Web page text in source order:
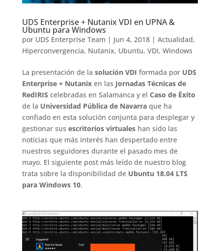
UDS Enterprise + Nutanix VDI en UPNA &
Ubuntu para Windows
por UDS Enterprise Team | Jun 4, 2018| Actualidad,
Hiperconvergencia, Nutanix, Ubuntu, VDI, Windows
La presentación de la solución VDI formada por UDS
Enterprise + Nutanixen las Jornadas Técnicas de
RedIRIS celebradas en Salamanca y el Caso de Éxito
de la Universidad Pública de Navarraque ha
confiado en esta solución conjunta para desplegar y
gestionar sus escritorios virtualeshan sido las
noticias que más interés han despertado entre
nuestros seguidores durante el pasado mes de
mayo. El siguiente post más leído de nuestro blog
trata sobre la disponibilidad de Ubuntu 18.04 LTS
para Windows 10.